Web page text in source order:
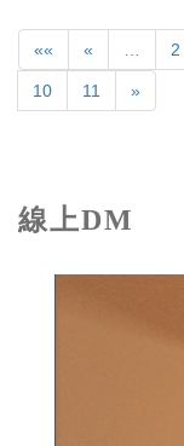
«« « 2
10 11 »
線上DM